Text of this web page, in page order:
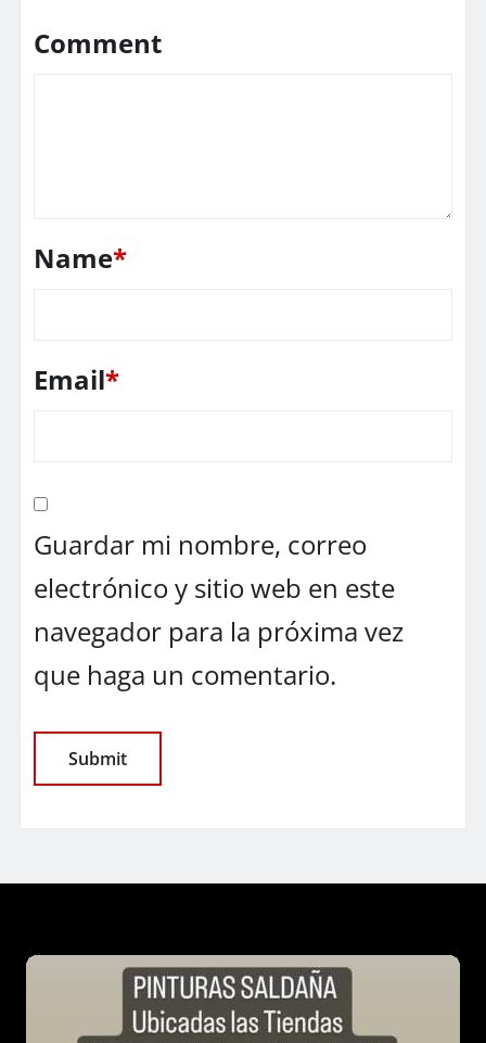
Comment
Name*
Email*
Guardar mi nombre, correo
electrónico y sitio web en este
navegador para la próxima vez
que haga un comentario.